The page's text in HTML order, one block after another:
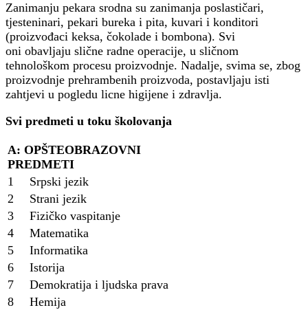
Zanimanju pekara srodna su zanimanja poslastičari,
tjesteninari, pekari bureka i pita, kuvari i konditori
(proizvođaci keksa, čokolade i bombona). Svi
oni obavljaju slične radne operacije, u sličnom
tehnološkom procesu proizvodnje. Nadalje, svima se, zbog
proizvodnje prehrambenih proizvoda, postavljaju isti
zahtjevi u pogledu licne higijene i zdravlja.
Svi predmeti u toku školovanja
A: OPŠTEOBRAZOVNI
PREDMETI
1
Srpski jezik
2
Strani jezik
3
Fizičko vaspitanje
4
Matematika
5
Informatika
6
Istorija
7
Demokratija i ljudska prava
8
Hemija